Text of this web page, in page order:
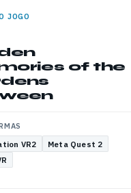
JOGO
of the
VR2
Meta Quest 2